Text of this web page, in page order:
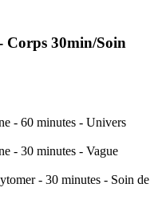
Corps 30min/Soin
- 60 minutes - Univers
- 30 minutes - Vague
- 30 minutes - Soin de